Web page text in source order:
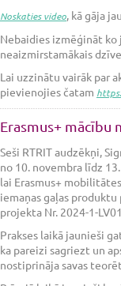
Noskaties video, kā gāja
Nebaidies izmēģināt ko
neaizmirstamākais
Lai uzzinātu vairāk par
pievienojies čatam
Erasmus+ mācību
Seši RTRIT audzēkņi,
no 10. novembra līdz
lai Erasmus+
iemaņas gaļas
projekta Nr. 2024-1-
Prakses laikā jaunieši
ka pareizi sagriezt un
nostiprināja savas